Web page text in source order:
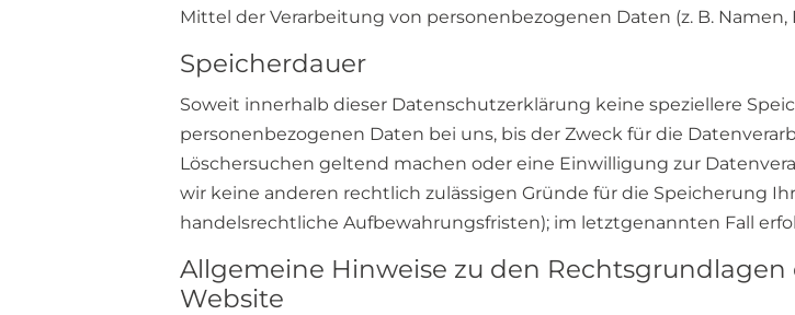
Mittel der Verarbeitung von personenbezogenen Daten (z. B. Namen,
Speicherdauer
Soweit innerhalb dieser Datenschutzerklärung keine speziellere
personenbezogenen Daten bei uns, bis der Zweck für die
Löschersuchen geltend machen oder eine Einwilligung zur
wir keine anderen rechtlich zulässigen Gründe für die Speicherung
handelsrechtliche Aufbewahrungsfristen); im letztgenannten Fall
Allgemeine Hinweise zu den
Website